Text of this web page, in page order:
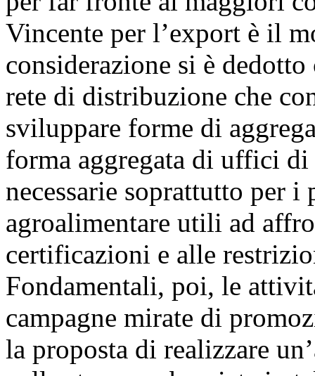
Vincente per l’export è il
considerazione si è
rete di distribuzione che
sviluppare forme di
forma aggregata di uffici
necessarie soprattutto per
agroalimentare utili ad
certificazioni e alle
Fondamentali, poi, le
campagne mirate di
la proposta di realizzare